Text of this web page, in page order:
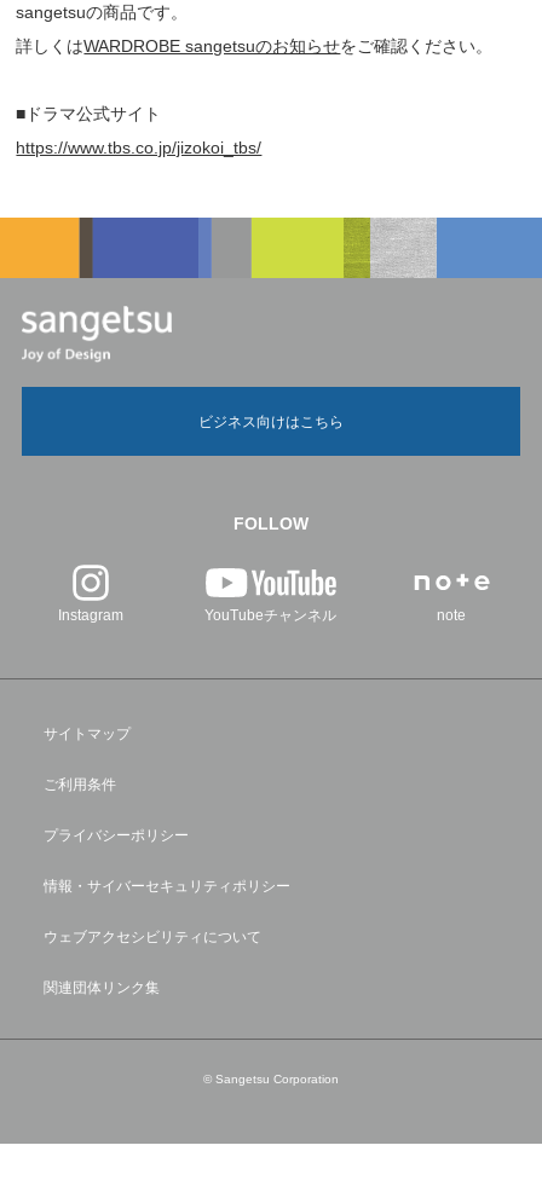
sangetsuの商品です。
詳しくはWARDROBE sangetsuのお知らせをご確認ください。
■ドラマ公式サイト
https://www.tbs.co.jp/jizokoi_tbs/
ビジネス向けはこちら
FOLLOW
Instagram YouTubeチャンネル note
サイトマップ
ご利用条件
プライバシーポリシー
情報・サイバーセキュリティポリシー
ウェブアクセシビリティについて
関連団体リンク集
© Sangetsu Corporation